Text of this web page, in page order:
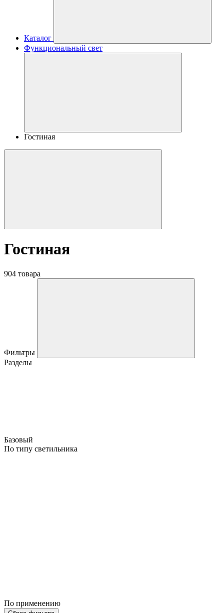
Каталог
Функциональный свет
Гостиная
Гостиная
904 товара
Фильтры
Разделы
Базовый
По типу светильника
По применению